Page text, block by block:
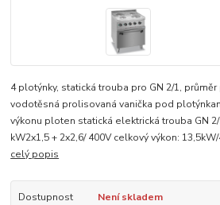
4 plotýnky, statická trouba pro GN 2/1,
vodotěsná prolisovaná vanička pod
výkonu ploten statická elektrická trouba GN
kW2x1,5 + 2x2,6/ 400V celkový výkon:
celý popis
Dostupnost Není skladem